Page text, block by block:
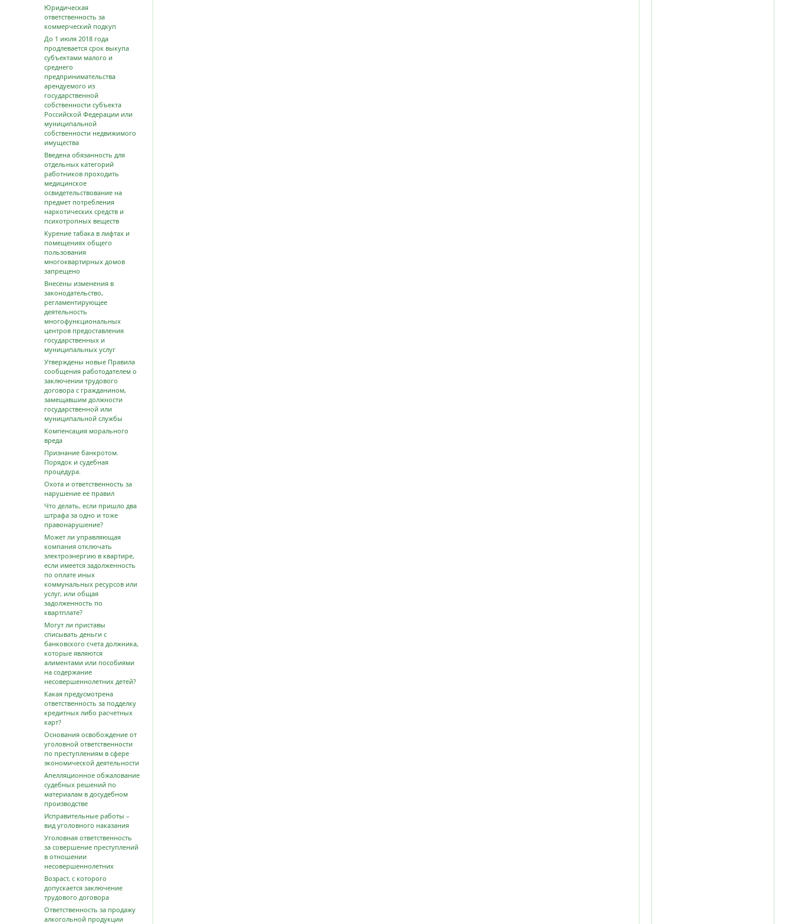
Юридическая
ответственность за
коммерческий подкуп
До 1 июля 2018 года
продлевается срок выкупа
субъектами малого и
среднего
предпринимательства
арендуемого из
государственной
собственности субъекта
Российской Федерации или
муниципальной
собственности недвижимого
имущества
Введена обязанность для
отдельных категорий
работников проходить
медицинское
освидетельствование на
предмет потребления
наркотических средств и
психотропных веществ
Курение табака в лифтах и
помещениях общего
пользования
многоквартирных домов
запрещено
Внесены изменения в
законодательство,
регламентирующее
деятельность
многофункциональных
центров предоставления
государственных и
муниципальных услуг
Утверждены новые Правила
сообщения работодателем о
заключении трудового
договора с гражданином,
замещавшим должности
государственной или
муниципальной службы
Компенсация морального
вреда
Признание банкротом.
Порядок и судебная
процедура.
Охота и ответственность за
нарушение ее правил
Что делать, если пришло два
штрафа за одно и тоже
правонарушение?
Может ли управляющая
компания отключать
электроэнергию в квартире,
если имеется задолженность
по оплате иных
коммунальных ресурсов или
услуг, или общая
задолженность по
квартплате?
Могут ли приставы
списывать деньги с
банковского счета должника,
которые являются
алиментами или пособиями
на содержание
несовершеннолетних детей?
Какая предусмотрена
ответственность за подделку
кредитных либо расчетных
карт?
Основания освобождение от
уголовной ответственности
по преступлениям в сфере
экономической деятельности
Апелляционное обжалование
судебных решений по
материалам в досудебном
производстве
Исправительные работы –
вид уголовного наказания
Уголовная ответственность
за совершение преступлений
в отношении
несовершеннолетних
Возраст, с которого
допускается заключение
трудового договора
Ответственность за продажу
алкогольной продукции